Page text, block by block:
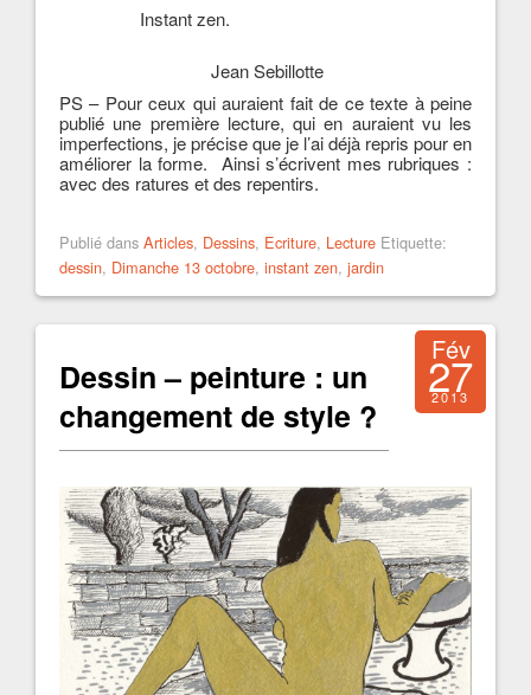
Instant zen.
Jean Sebillotte
PS – Pour ceux qui auraient fait de ce texte à peine
publié une première lecture, qui en auraient vu les
imperfections, je précise que je l’ai déjà repris pour en
améliorer la forme. Ainsi s’écrivent mes rubriques :
avec des ratures et des repentirs.
Publié dans Articles, Dessins, Ecriture, Lecture Etiquette:
dessin, Dimanche 13 octobre, instant zen, jardin
Dessin – peinture : un
changement de style ?
Fév
27
2013